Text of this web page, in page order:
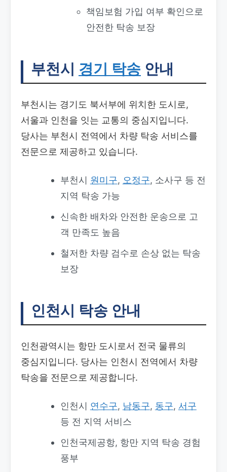
책임보험 가입 여부 확인으로
안전한 탁송 보장
부천시 경기 탁송 안내
부천시는 경기도 북서부에 위치한 도시로,
서울과 인천을 잇는 교통의 중심지입니다.
당사는 부천시 전역에서 차량 탁송 서비스를
전문으로 제공하고 있습니다.
부천시 원미구, 오정구, 소사구 등 전
지역 탁송 가능
신속한 배차와 안전한 운송으로 고
객 만족도 높음
철저한 차량 검수로 손상 없는 탁송
보장
인천시 탁송 안내
인천광역시는 항만 도시로서 전국 물류의
중심지입니다. 당사는 인천시 전역에서 차량
탁송을 전문으로 제공합니다.
인천시 연수구, 남동구, 동구, 서구
등 전 지역 서비스
인천국제공항, 항만 지역 탁송 경험
풍부